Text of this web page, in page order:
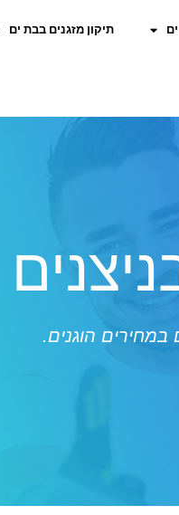
תיקון מזגנים בבת ים
במחירים הוגנים.